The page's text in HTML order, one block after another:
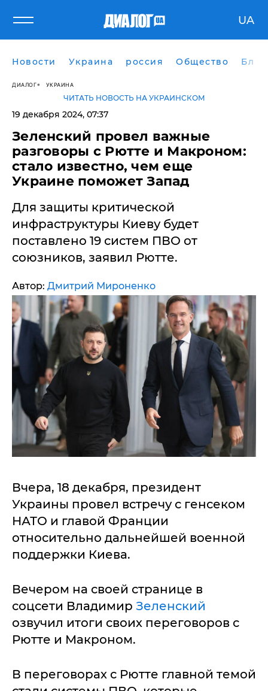
UA
Новости Украина россия Общество
ДИАЛОГ УКРАИНА
ЧИТАТЬ НОВОСТЬ НА УКРАИНСКОМ
19 декабря 2024, 07:37
​Зеленский провел важные
разговоры с Рютте и Макроном:
стало известно, чем еще
Украине поможет Запад
Для защиты критической
инфраструктуры Киеву будет
поставлено 19 систем ПВО от
союзников, заявил Рютте.
Автор: Дмитрий Мироненко
Вчера, 18 декабря, президент
Украины провел встречу с генсеком
НАТО и главой Франции
относительно дальнейшей военной
поддержки Киева.
Вечером на своей странице в
соцсети Владимир Зеленский
озвучил итоги своих переговоров с
Рютте и Макроном.
В переговорах с Рютте главной темой